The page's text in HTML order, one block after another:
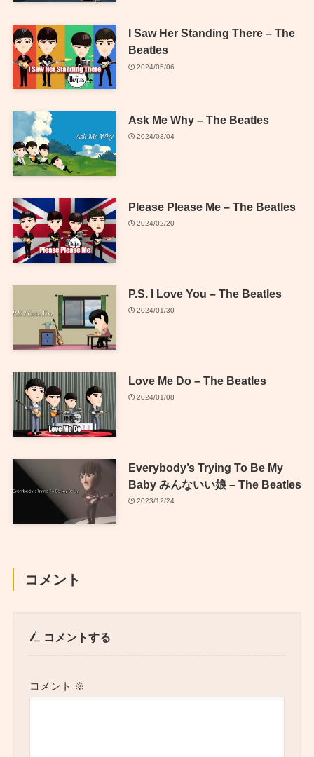
I Saw Her Standing There – The
Beatles
2024/05/06
Ask Me Why – The Beatles
2024/03/04
Please Please Me – The Beatles
2024/02/20
P.S. I Love You – The Beatles
2024/01/30
Love Me Do – The Beatles
2024/01/08
Everybody’s Trying To Be My
Baby みんないい娘 – The Beatles
2023/12/24
コメント
コメントする
コメント ※